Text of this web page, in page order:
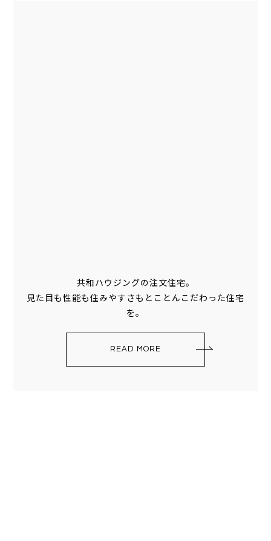
共和ハウジングの注文住宅。
見た目も性能も住みやすさもとことんこだわった住宅
を。
READ MORE